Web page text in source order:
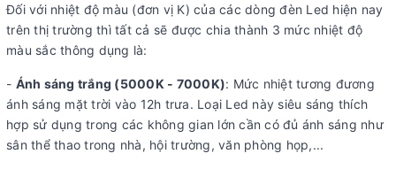
Đối với nhiệt độ màu (đơn vị K) của các dòng đèn Led hiện nay
trên thị trường thì tất cả sẽ được chia thành 3 mức nhiệt độ
màu sắc thông dụng là:
- Ánh sáng trắng (5000K - 7000K): Mức nhiệt tương đương
ánh sáng mặt trời vào 12h trưa. Loại Led này siêu sáng thích
hợp sử dụng trong các không gian lớn cần có đủ ánh sáng như
sân thể thao trong nhà, hội trường, văn phòng họp,...